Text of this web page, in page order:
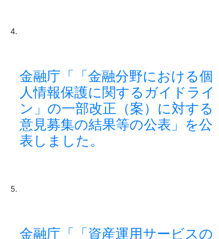
金融庁「「金融分野における個
人情報保護に関するガイドライ
ン」の一部改正（案）に対する
意見募集の結果等の公表」を公
表しました。
金融庁「「資産運用サービスの